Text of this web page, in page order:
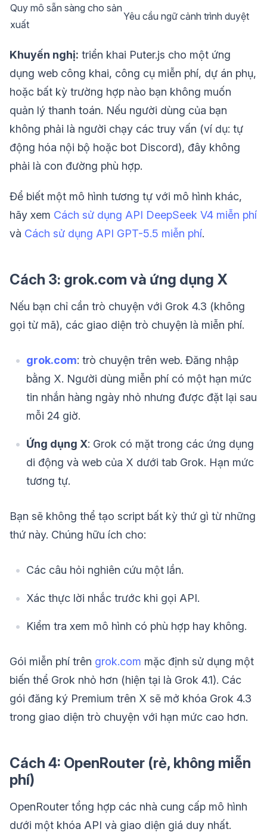
Quy mô sẵn sàng cho sản
xuất
Yêu cầu ngữ cảnh trình duyệt
Khuyến nghị: triển khai Puter.js cho một ứng
dụng web công khai, công cụ miễn phí, dự án phụ,
hoặc bất kỳ trường hợp nào bạn không muốn
quản lý thanh toán. Nếu người dùng của bạn
không phải là người chạy các truy vấn (ví dụ: tự
động hóa nội bộ hoặc bot Discord), đây không
phải là con đường phù hợp.
Để biết một mô hình tương tự với mô hình khác,
hãy xem Cách sử dụng API DeepSeek V4 miễn phí
và Cách sử dụng API GPT-5.5 miễn phí.
Cách 3: grok.com và ứng dụng X
Nếu bạn chỉ cần trò chuyện với Grok 4.3 (không
gọi từ mã), các giao diện trò chuyện là miễn phí.
grok.com: trò chuyện trên web. Đăng nhập
bằng X. Người dùng miễn phí có một hạn mức
tin nhắn hàng ngày nhỏ nhưng được đặt lại sau
mỗi 24 giờ.
Ứng dụng X: Grok có mặt trong các ứng dụng
di động và web của X dưới tab Grok. Hạn mức
tương tự.
Bạn sẽ không thể tạo script bất kỳ thứ gì từ những
thứ này. Chúng hữu ích cho:
Các câu hỏi nghiên cứu một lần.
Xác thực lời nhắc trước khi gọi API.
Kiểm tra xem mô hình có phù hợp hay không.
Gói miễn phí trên grok.com mặc định sử dụng một
biến thể Grok nhỏ hơn (hiện tại là Grok 4.1). Các
gói đăng ký Premium trên X sẽ mở khóa Grok 4.3
trong giao diện trò chuyện với hạn mức cao hơn.
Cách 4: OpenRouter (rẻ, không miễn
phí)
OpenRouter tổng hợp các nhà cung cấp mô hình
dưới một khóa API và giao diện giá duy nhất.